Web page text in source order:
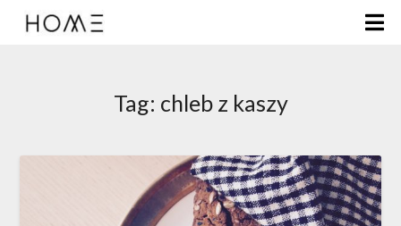
Tag: chleb z kaszy